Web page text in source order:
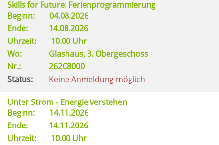
Skills for Future: Ferienprogrammierung
Beginn:
04.08.2026
Ende:
14.08.2026
Uhrzeit:
10.00 Uhr
Wo:
Glashaus, 3. Obergeschoss
Nr.:
262C8000
Status:
Keine Anmeldung möglich
Unter Strom - Energie verstehen
Beginn:
14.11.2026
Ende:
14.11.2026
Uhrzeit:
10.00 Uhr